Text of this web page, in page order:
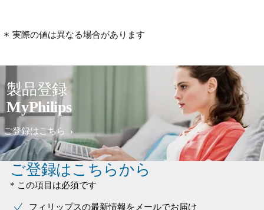
実際の値は異なる場合があります
製品登録
MyPhilips
ご登録はこちら
ご登録はこちらから
* この項目は必須です
フィリップスの最新情報をメールでお届け